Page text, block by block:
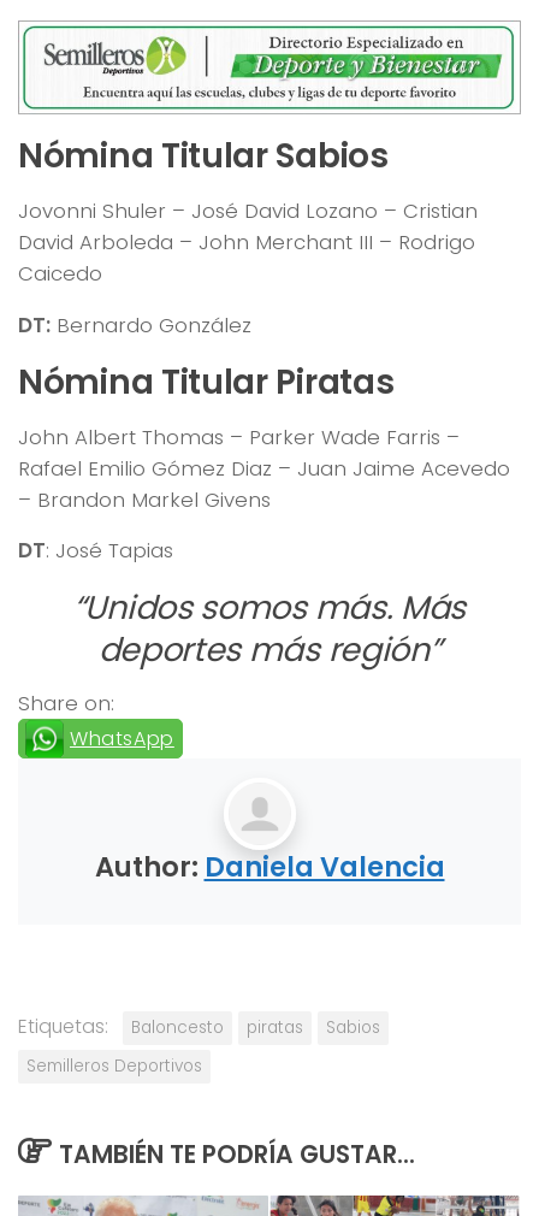
Nómina Titular Sabios
Jovonni Shuler – José David Lozano – Cristian
David Arboleda – John Merchant III – Rodrigo
Caicedo
DT: Bernardo González
Nómina Titular Piratas
John Albert Thomas – Parker Wade Farris –
Rafael Emilio Gómez Diaz – Juan Jaime Acevedo
– Brandon Markel Givens
DT: José Tapias
“Unidos somos más. Más
deportes más región”
Share on:
WhatsApp
Author: Daniela Valencia
Etiquetas: Baloncesto piratas
Sabios
Semilleros Deportivos
TAMBIÉN TE PODRÍA GUSTAR...